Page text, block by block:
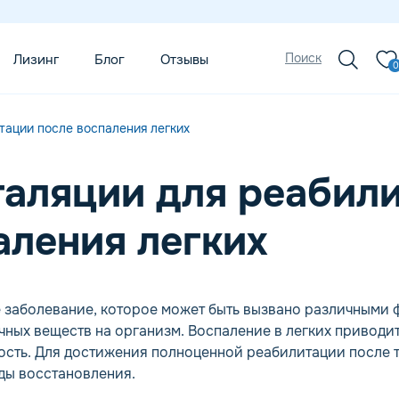
Блог
Лизинг Отзывы Поиск 0
после воспаления легких
для
легких
которое может быть вызвано
веществ на организм. Воспаление в легких
Для достижения полноценной реабилитации после
восстановления.